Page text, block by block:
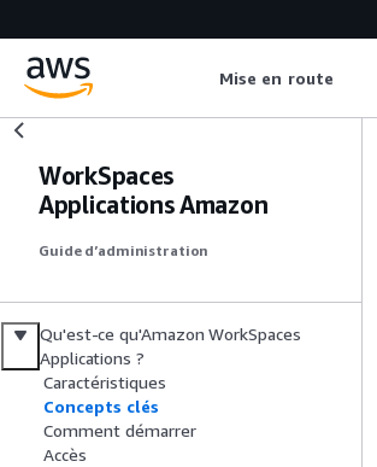
Mise en route
WorkSpaces
Applications Amazon
Guide d’administration
Qu'est-ce qu'Amazon WorkSpaces
Applications ?
Caractéristiques
Concepts clés
Comment démarrer
Accès